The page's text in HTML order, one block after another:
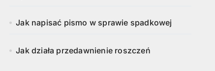
Jak napisać pismo w sprawie spadkowej
Jak działa przedawnienie roszczeń